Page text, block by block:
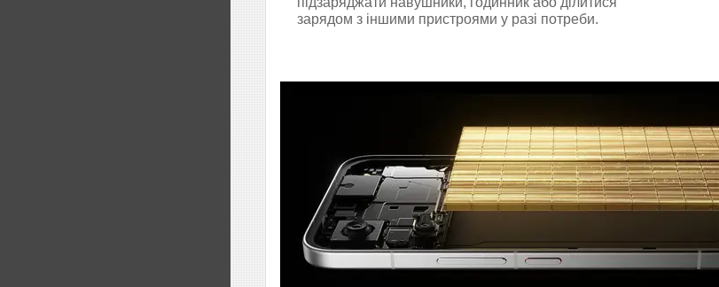
зарядом з іншими пристроями у разі потреби.